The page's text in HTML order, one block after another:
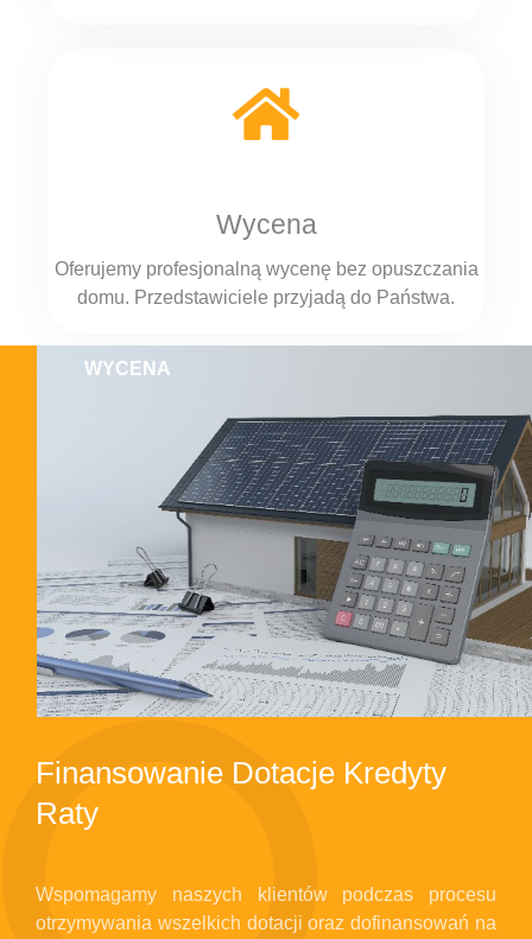
Wycena
Oferujemy profesjonalną wycenę bez opuszczania
domu. Przedstawiciele przyjadą do Państwa.
Finansowanie Dotacje Kredyty
Raty
Wspomagamy naszych klientów podczas procesu
otrzymywania wszelkich dotacji oraz dofinansowań na
WYCENA